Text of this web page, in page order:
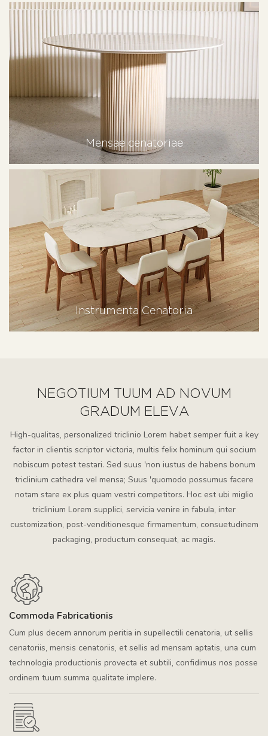
Mensae cenatoriae
Instrumenta Cenatoria
NEGOTIUM TUUM AD NOVUM
GRADUM ELEVA
High-qualitas, personalized triclinio Lorem habet semper fuit a key
factor in clientis scriptor victoria, multis felix hominum qui socium
nobiscum potest testari. Sed suus 'non iustus de habens bonum
triclinium cathedra vel mensa; Suus 'quomodo possumus facere
notam stare ex plus quam vestri competitors. Hoc est ubi miglio
triclinium Lorem supplici, servicia venire in fabula, inter
customization, post-venditionesque firmamentum, consuetudinem
packaging, productum consequat, ac magis.
Commoda Fabricationis
Cum plus decem annorum peritia in supellectili cenatoria, ut sellis
cenatoriis, mensis cenatoriis, et sellis ad mensam aptatis, una cum
technologia productionis provecta et subtili, confidimus nos posse
ordinem tuum summa qualitate implere.